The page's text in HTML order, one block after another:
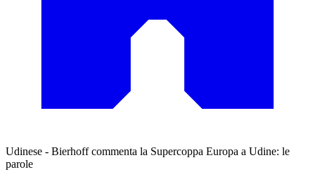
Udinese - Bierhoff commenta la Supercoppa Europa a Udine: le
parole